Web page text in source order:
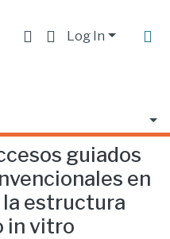
Log In
guiados
en
la estructura
in vitro